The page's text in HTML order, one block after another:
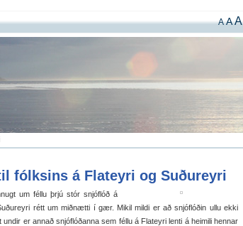
A AA
fólksins á Flateyri og Suðureyri
um féllu þrjú stór snjóflóð á
rétt um miðnætti í gær. Mikil mildi er að snjóflóðin ullu ekki
er annað snjóflóðanna sem féllu á Flateyri lenti á heimili hennar